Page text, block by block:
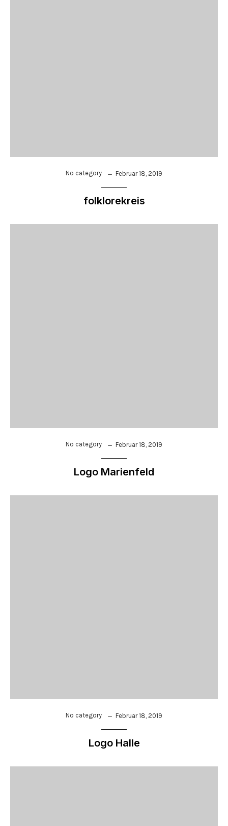
No category Februar 18, 2019
folklorekreis
No category Februar 18, 2019
Logo Marienfeld
No category Februar 18, 2019
Logo Halle